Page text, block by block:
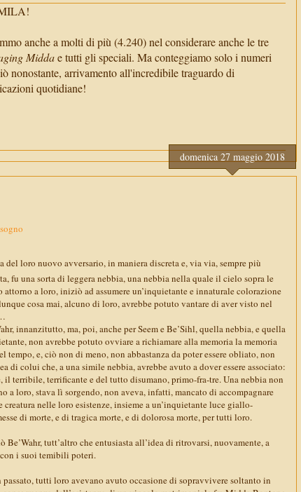
anche a molti di più (4.240) nel considerare anche le tre
Middae tutti gli speciali. Ma conteggiamo solo i numeri
nonostante, arrivamento all'incredibile traguardo di
quotidiane!
domenica 27 maggio 2018
del loro nuovo avversario, in maniera discreta e, via via, sempre più
fu una sorta di leggera nebbia, una nebbia nella quale il cielo sopra le
a loro, iniziò ad assumere un’inquietante e innaturale colorazione
cosa mai, alcuno di loro, avrebbe potuto vantare di aver visto nel
innanzitutto, ma, poi, anche per Seem e Be’Sihl, quella nebbia, e quella
non avrebbe potuto ovviare a richiamare alla memoria la memoria
tempo, e, ciò non di meno, non abbastanza da poter essere obliato, non
di colui che, a una simile nebbia, avrebbe avuto a dover essere associato:
terribile, terrificante e del tutto disumano, primo-fra-tre. Una nebbia non
a loro, stava lì sorgendo, non aveva, infatti, mancato di accompagnare
nelle loro esistenze, insieme a un’inquietante luce giallo-
di morte, e di tragica morte, e di dolorosa morte, per tutti loro.
Be’Wahr, tutt’altro che entusiasta all’idea di ritrovarsi, nuovamente, a
con i suoi temibili poteri.
tutti loro avevano avuto occasione di sopravvivere soltanto in